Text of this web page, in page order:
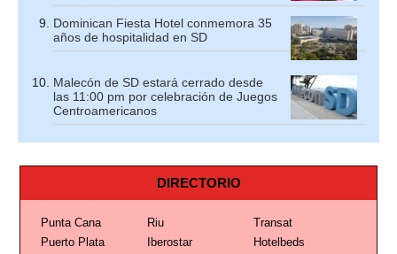
Dominican Fiesta Hotel conmemora 35
años de hospitalidad en SD
Malecón de SD estará cerrado desde
las 11:00 pm por celebración de Juegos
Centroamericanos
DIRECTORIO
Punta Cana Riu
Transat
Puerto Plata
Iberostar
Hotelbeds